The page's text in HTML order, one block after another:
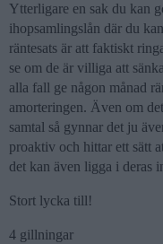
Ytterligare en sak du kan
ihopsamlingslån där du
räntesats är att faktiskt
se om de är villiga att
alla fall ge någon månad
amorteringen. Även om
samtal så gynnar det ju
proaktiv och hittar ett sätt
det kan även ligga i deras
Stort lycka till!
4 gillningar